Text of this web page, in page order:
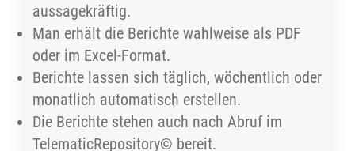
aussagekräftig.
Man erhält die Berichte wahlweise als PDF
oder im Excel-Format.
Berichte lassen sich täglich, wöchentlich oder
monatlich automatisch erstellen.
Die Berichte stehen auch nach Abruf im
TelematicRepository© bereit.